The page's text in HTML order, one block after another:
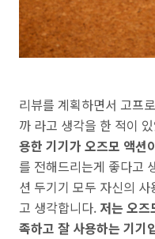
리뷰를 계획하면서 고프
까 라고 생각을 한 적이
용한 기기가 오즈모 액션
를 전해드리는게 좋다고
션 두기기 모두 자신의
고 생각합니다. 저는 오즈
족하고 잘 사용하는 기기